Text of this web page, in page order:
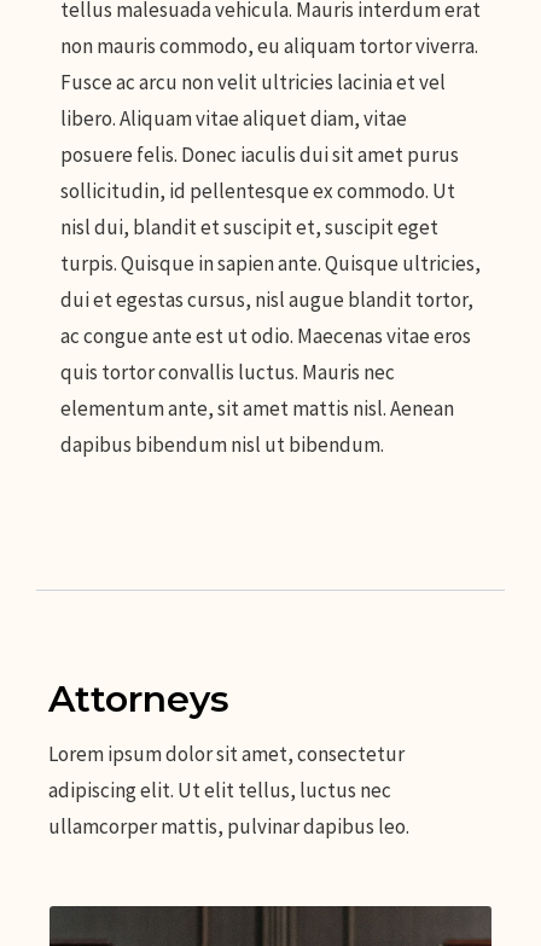
tellus malesuada vehicula. Mauris interdum erat
non mauris commodo, eu aliquam tortor viverra.
Fusce ac arcu non velit ultricies lacinia et vel
libero. Aliquam vitae aliquet diam, vitae
posuere felis. Donec iaculis dui sit amet purus
sollicitudin, id pellentesque ex commodo. Ut
nisl dui, blandit et suscipit et, suscipit eget
turpis. Quisque in sapien ante. Quisque ultricies,
dui et egestas cursus, nisl augue blandit tortor,
ac congue ante est ut odio. Maecenas vitae eros
quis tortor convallis luctus. Mauris nec
elementum ante, sit amet mattis nisl. Aenean
dapibus bibendum nisl ut bibendum.
Attorneys
Lorem ipsum dolor sit amet, consectetur
adipiscing elit. Ut elit tellus, luctus nec
ullamcorper mattis, pulvinar dapibus leo.